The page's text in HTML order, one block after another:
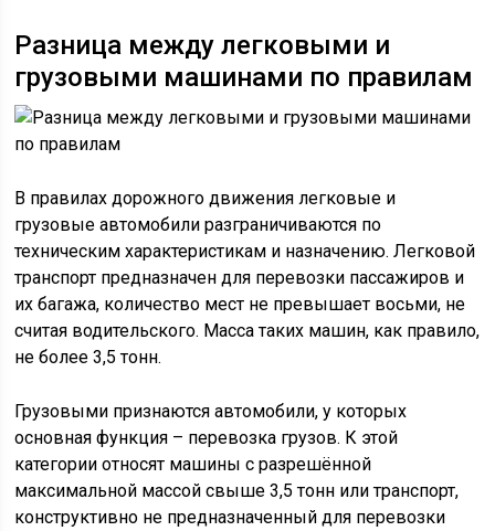
Разница между легковыми и
грузовыми машинами по правилам
В правилах дорожного движения легковые и
грузовые автомобили разграничиваются по
техническим характеристикам и назначению. Легковой
транспорт предназначен для перевозки пассажиров и
их багажа, количество мест не превышает восьми, не
считая водительского. Масса таких машин, как правило,
не более 3,5 тонн.
Грузовыми признаются автомобили, у которых
основная функция – перевозка грузов. К этой
категории относят машины с разрешённой
максимальной массой свыше 3,5 тонн или транспорт,
конструктивно не предназначенный для перевозки